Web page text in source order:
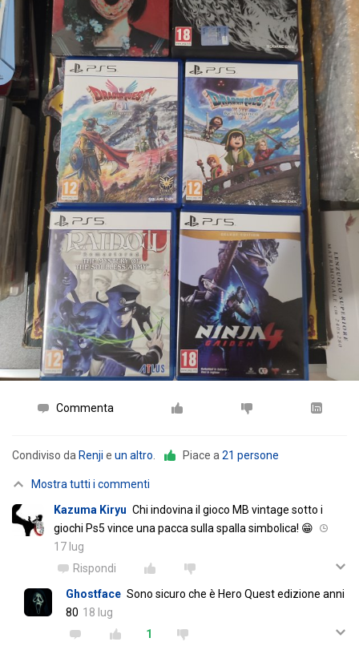
Commenta
Condiviso da Renji e un altro Piace a 21 persone
Mostra tutti i commenti
Kazuma Kiryu Chi indovina il gioco MB vintage sotto i
giochi Ps5 vince una pacca sulla spalla simbolica! 😁
17 lug
Rispondi
Ghostface Sono sicuro che è Hero Quest edizione anni
80 18 lug
1